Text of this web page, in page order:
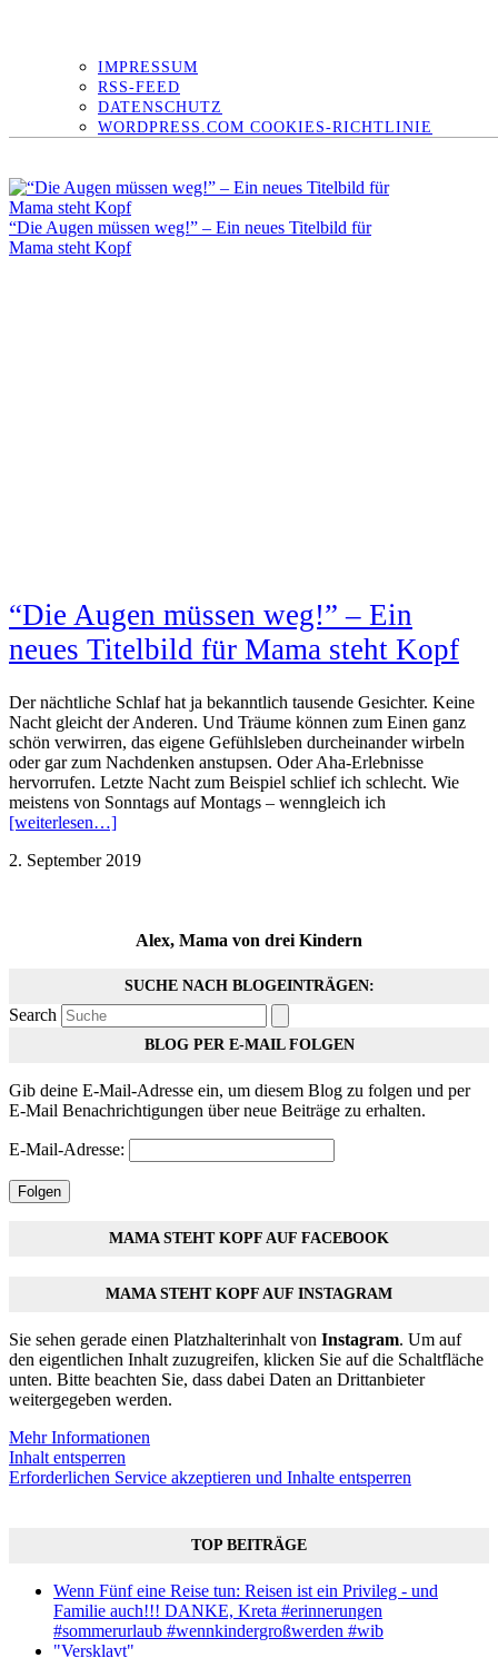
IMPRESSUM
RSS-FEED
DATENSCHUTZ
WORDPRESS.COM COOKIES-RICHTLINIE
“Die Augen müssen weg!” – Ein neues Titelbild für
Mama steht Kopf
“Die Augen müssen weg!” – Ein
neues Titelbild für Mama steht Kopf
Der nächtliche Schlaf hat ja bekanntlich tausende Gesichter. Keine
Nacht gleicht der Anderen. Und Träume können zum Einen ganz
schön verwirren, das eigene Gefühlsleben durcheinander wirbeln
oder gar zum Nachdenken anstupsen. Oder Aha-Erlebnisse
hervorrufen. Letzte Nacht zum Beispiel schlief ich schlecht. Wie
meistens von Sonntags auf Montags – wenngleich ich
[weiterlesen…]
2. September 2019
Alex, Mama von drei Kindern
SUCHE NACH BLOGEINTRÄGEN:
Search
BLOG PER E-MAIL FOLGEN
Gib deine E-Mail-Adresse ein, um diesem Blog zu folgen und per
E-Mail Benachrichtigungen über neue Beiträge zu erhalten.
E-Mail-Adresse:
Folgen
MAMA STEHT KOPF AUF FACEBOOK
MAMA STEHT KOPF AUF INSTAGRAM
Sie sehen gerade einen Platzhalterinhalt von Instagram. Um auf
den eigentlichen Inhalt zuzugreifen, klicken Sie auf die Schaltfläche
unten. Bitte beachten Sie, dass dabei Daten an Drittanbieter
weitergegeben werden.
Mehr Informationen
Inhalt entsperren
Erforderlichen Service akzeptieren und Inhalte entsperren
TOP BEITRÄGE
Wenn Fünf eine Reise tun: Reisen ist ein Privileg - und
Familie auch!!! DANKE, Kreta #erinnerungen
#sommerurlaub #wennkindergroßwerden #wib
"Versklavt"